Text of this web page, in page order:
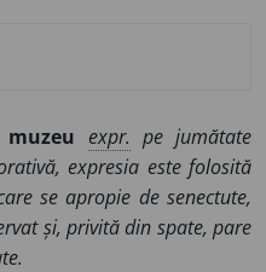
expr. pe jumătate
expresia este folosită
se apropie de senectute,
și, privită din spate, pare